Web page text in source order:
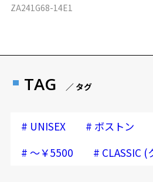
※アウトレット商品は、販売から一定期
ZA241G68-14E1
TAG ／ タグ
# UNISEX # ボストン
# ～￥5500 # CLASSIC (